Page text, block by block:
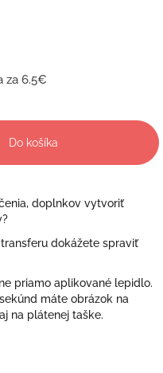
za 6.5€
Do košíka
doplnkov vytvoriť
dokážete spraviť
priamo aplikované lepidlo.
máte obrázok na
na plátenej taške.